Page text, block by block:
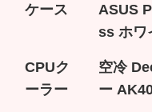
ケース
ASUS
ss ホワ
CPUク
ーラー
空冷
ー